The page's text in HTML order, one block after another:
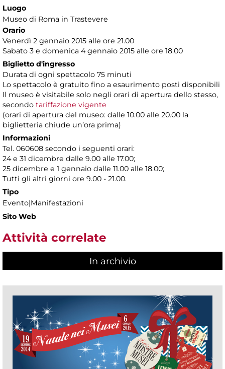
Luogo
Museo di Roma in Trastevere
Orario
Venerdì 2 gennaio 2015 alle ore 21.00
Sabato 3 e domenica 4 gennaio 2015 alle ore 18.00
Biglietto d'ingresso
Durata di ogni spettacolo 75 minuti
Lo spettacolo è gratuito fino a esaurimento posti disponibili
Il museo è visitabile solo negli orari di apertura dello stesso,
secondo tariffazione vigente
(orari di apertura del museo: dalle 10.00 alle 20.00 la
biglietteria chiude un’ora prima)
Informazioni
Tel. 060608 secondo i seguenti orari:
24 e 31 dicembre dalle 9.00 alle 17.00;
25 dicembre e 1 gennaio dalle 11.00 alle 18.00;
Tutti gli altri giorni ore 9.00 - 21.00.
Tipo
Evento|Manifestazioni
Sito Web
Attività correlate
In archivio